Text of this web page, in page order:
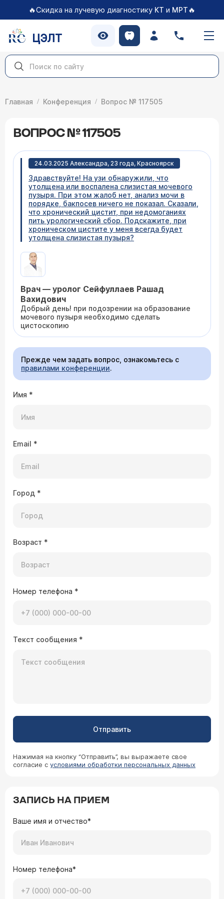
🔥Скидка на лучевую диагностику КТ и МРТ🔥
ЦЭЛТ
Главная Конференция Вопрос № 117505
ВОПРОС № 117505
24.03.2025 Александра, 23 года, Красноярск
Здравствуйте! На узи обнаружили, что
утолщена или воспалена слизистая мочевого
пузыря. При этом жалоб нет, анализ мочи в
порядке, бакпосев ничего не показал. Сказали,
что хронический цистит, при недомоганиях
пить урологический сбор. Подскажите, при
хроническом цистите у меня всегда будет
утолщена слизистая пузыря?
Врач — уролог Сейфуллаев Рашад
Вахидович
Добрый день! при подозрении на образование
мочевого пузыря необходимо сделать
цистоскопию
Прежде чем задать вопрос, ознакомьтесь с
правилами конференции.
Имя *
Email *
Город *
Возраст *
Номер телефона *
Текст сообщения *
Отправить
Нажимая на кнопку “Отправить”, вы выражаете свое
согласие с условиями обработки персональных данных
ЗАПИСЬ НА ПРИЕМ
Ваше имя и отчество*
Номер телефона*